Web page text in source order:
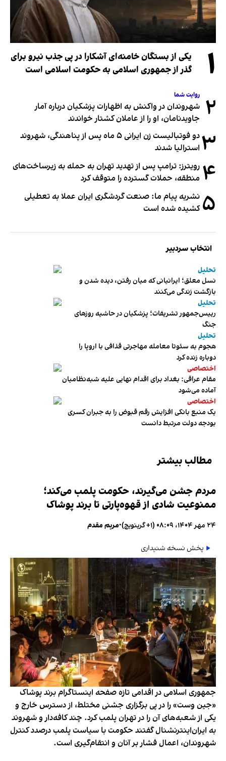
۱
یکی از بستگان خامنه‌ای آشکارا در پی جذب نیرو برای
گذر از جمهوری اسلامی به حکومت اسلامی است
۲ روایت شما
شهروندان در واکنش به اظهارات پزشکیان درباره آمار
جاویدنامان، او را از عاملان کشتار خواندند
۳
دو فوتبالیست زن ایرانی ۵ ماه پس از پناهندگی، شهروند
استرالیا شدند
۴ رویترز: ترامپ پس از تهدید تهران به حمله به زیرساخت‌های
منطقه، حملات گسترده را متوقف کرد
۵ نشریه پیام ما: صنعت گردشگری ایران عملا به تعطیلی
کشیده شده است
انتخاب سردبیر
تحلیل
نسل معلق؛ ایرانیانی که میان رفتن، دیده شدن و
بازگشت زندگی می‌کنند
تحلیل
رییس‌جمهور تشریفات؛ پزشکیان در حاشیه روزهای
جنگ
تحلیل
هجوم به سئوتا معامله مهاجرتی قذافی با اروپا را
دوباره زنده کرد
اختصاصی
مقام عراقی: بغداد برای اقدام نهایی علیه شبه‌نظامیان
آماده می‌شود
اختصاصی
یک منبع بانکی افزایش رقم قبوض را به جبران کسری
بودجه دولت مرتبط دانست
مطالب بیشتر
مردم جشن می‌گیرند، حکومت پلمب می‌کند؛
ممنوعیت شادی از قهوه‌پارتی تا برند پوشاک
۲۴ مهر ۱۴۰۴، ۰۸:۰۹ (‎+۱ گرینویچ) •مریم مقدم
پخش نسخه شنیداری
جمهوری اسلامی در اقدامی تازه صفحه اینستاگرام برند پوشاک
«جین وست» را در پی برگزاری جشنی مختلط، از دسترس خارج و
یکی از شعبه‌های آن را در تهران پلمب کرد. چند کافه‌‌دار و شهروند
به ایران‌اینترنشنال گفتند حکومت با سیاست پلمب درصدد کنترل
شهروندان، اعمال فشار بر آنان و انتقام‌گیری است.